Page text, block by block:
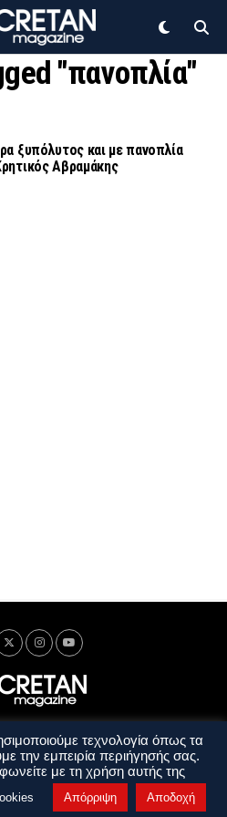
"πανοπλία"
ξυπόλυτος και με πανοπλία
Αβραμάκης
Απορρήτου
Όροι Χρήσης
Προϋποθέσεις
τεχνολογία όπως τα
την εμπειρία περιήγησής σας.
με τη χρήση αυτής της
Απόρριψη Αποδοχή